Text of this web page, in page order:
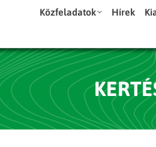
Közfeladatok Hírek